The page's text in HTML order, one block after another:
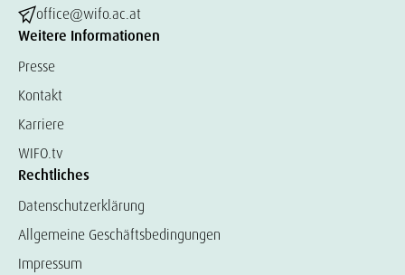
office@wifo.ac.at
Weitere Informationen
Presse
Kontakt
Karriere
WIFO.tv
Rechtliches
Datenschutzerklärung
Allgemeine Geschäftsbedingungen
Impressum